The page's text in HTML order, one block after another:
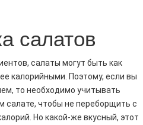
салатов
салаты могут быть как
калорийными. Поэтому, если вы
то необходимо учитывать
салате, чтобы не переборщить с
Но какой-же вкусный, этот